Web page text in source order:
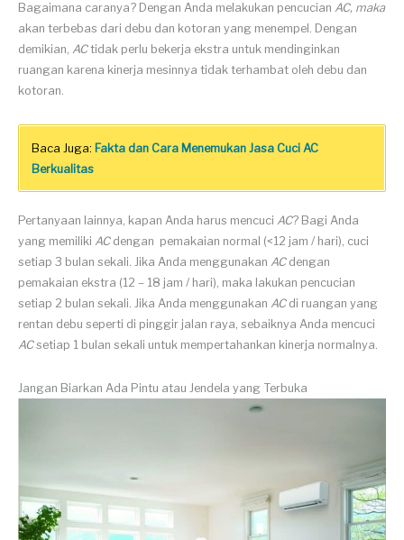
Bagaimana caranya? Dengan Anda melakukan pencucian AC, maka
akan terbebas dari debu dan kotoran yang menempel. Dengan
demikian, ACtidak perlu bekerja ekstra untuk mendinginkan
ruangan karena kinerja mesinnya tidak terhambat oleh debu dan
kotoran.
Baca Juga: Fakta dan Cara Menemukan Jasa Cuci AC
Berkualitas
Pertanyaan lainnya, kapan Anda harus mencuci AC? Bagi Anda
yang memiliki ACdengan pemakaian normal (<12 jam / hari), cuci
setiap 3 bulan sekali. Jika Anda menggunakan AC dengan
pemakaian ekstra (12 – 18 jam / hari), maka lakukan pencucian
setiap 2 bulan sekali. Jika Anda menggunakan AC di ruangan yang
rentan debu seperti di pinggir jalan raya, sebaiknya Anda mencuci
ACsetiap 1 bulan sekali untuk mempertahankan kinerja normalnya.
Jangan Biarkan Ada Pintu atau Jendela yang Terbuka